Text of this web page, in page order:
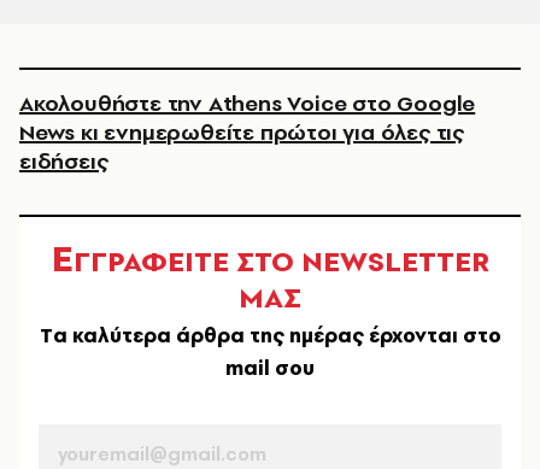
Ακολουθήστε την Athens Voice στο Google
News κι ενημερωθείτε πρώτοι για όλες τις
ειδήσεις
ΕΓΓΡΑΦΕΙΤΕ ΣΤΟ NEWSLETTER
ΜΑΣ
Tα καλύτερα άρθρα της ημέρας έρχονται στο
mail σου